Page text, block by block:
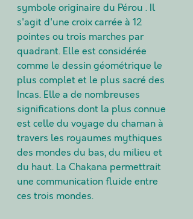
symbole originaire du Pérou . Il
s'agit d'une croix carrée à 12
pointes ou trois marches par
quadrant. Elle est considérée
comme le dessin géométrique le
plus complet et le plus sacré des
Incas. ​Elle a de nombreuses
significations dont la plus connue
est celle du voyage du chaman à
travers les royaumes mythiques
des mondes du bas, du milieu et
du haut. La Chakana permettrait
une communication fluide entre
ces trois mondes.